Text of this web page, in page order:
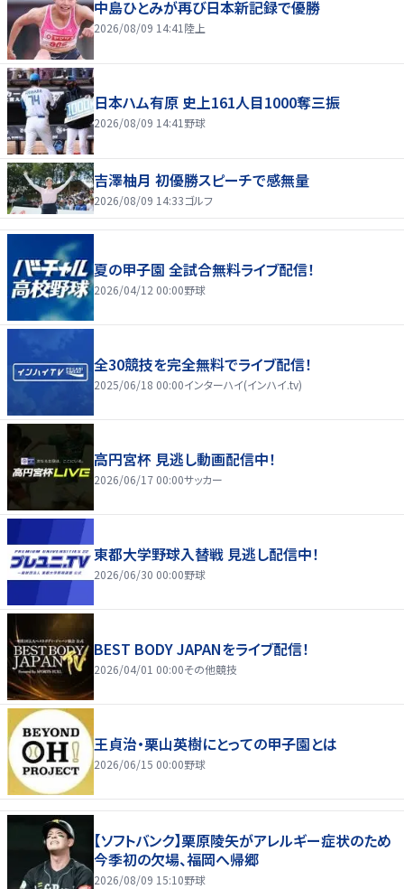
中島ひとみが再び日本新記録で優勝
2026/08/09 14:41 陸上
日本ハム有原 史上161人目1000奪三振
2026/08/09 14:41 野球
吉澤柚月 初優勝スピーチで感無量
2026/08/09 14:33ゴルフ
夏の甲子園 全試合無料ライブ配信！
2026/04/12 00:00野球
全30競技を完全無料でライブ配信！
2025/06/18 00:00インターハイ(インハイ.tv)
高円宮杯 見逃し動画配信中！
2026/06/17 00:00サッカー
東都大学野球入替戦 見逃し配信中！
2026/06/30 00:00野球
BEST BODY JAPANをライブ配信！
2026/04/01 00:00その他競技
王貞治・栗山英樹にとっての甲子園とは
2026/06/15 00:00野球
【ソフトバンク】栗原陵矢がアレルギー症状のため
今季初の欠場、福岡へ帰郷
2026/08/09 15:10野球